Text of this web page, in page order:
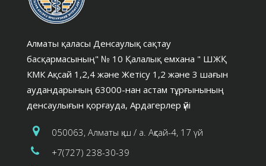
Алматы қаласы Денсаулық сақтау
басқармасының" № 10 Қалалық емхана " ШЖҚ
КМК Ақсай 1,2,4 және Жетісу 1,2 және 3 шағын
аудандарының 63000-нан астам тұрғынының
денсаулығын қорғауда, Ардагерлер үйі
050063, Алматы қ.ш / а. Ақсай-4, 17 үй
+7(727) 238-30-39